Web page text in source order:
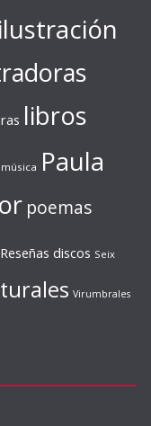
ilustración
libros
música Paula
poemas
Reseñas discos Seix
Virumbrales